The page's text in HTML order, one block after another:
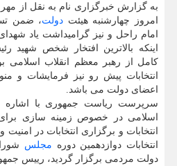
به گزارش خبرگزاری نام به نقل از
امروز چهارشنبه هیئت دولت، ضمن
اینکه بالاترین افتخار شخص شهید
کامل از رهبر معظم انقلاب اسلامی
انتخابات پیش رو نیز فرمایشات و
اعضای دولت می باشد.
سرپرست ریاست جمهوری با اشاره
اسلامی در خصوص زمینه سازی
انتخابات و برگزاری انتخابات در
انتخابات دوازدهمین دوره مجلس
دولت مردمی برگزار گردید، رییس